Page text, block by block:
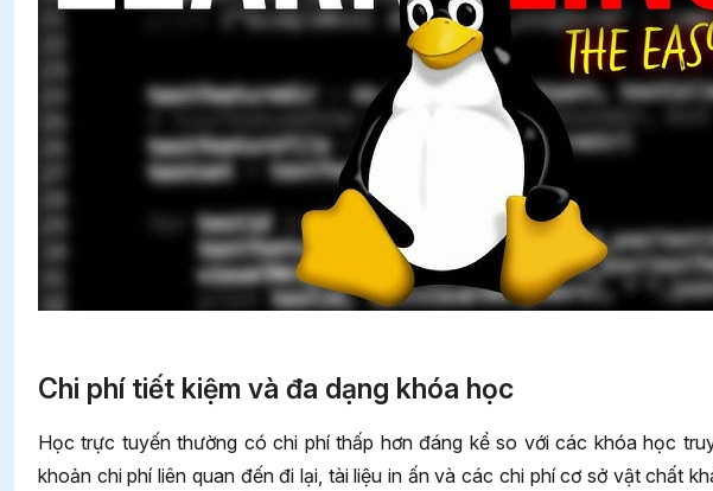
Chi phí tiết kiệm và đa dạng khóa học
Học trực tuyến thường có chi phí thấp hơn đáng kể so với các khóa học
khoản chi phí liên quan đến đi lại, tài liệu in ấn và các chi phí cơ sở vật chất